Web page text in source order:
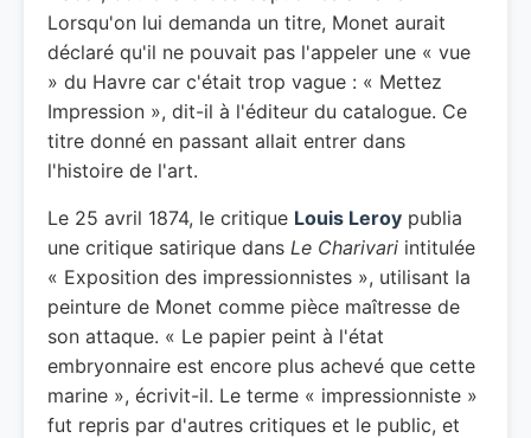
Lorsqu'on lui demanda un titre, Monet aurait
déclaré qu'il ne pouvait pas l'appeler une « vue
» du Havre car c'était trop vague : « Mettez
Impression », dit-il à l'éditeur du catalogue. Ce
titre donné en passant allait entrer dans
l'histoire de l'art.
Le 25 avril 1874, le critique Louis Leroy publia
une critique satirique dans Le Charivari intitulée
« Exposition des impressionnistes », utilisant la
peinture de Monet comme pièce maîtresse de
son attaque. « Le papier peint à l'état
embryonnaire est encore plus achevé que cette
marine », écrivit-il. Le terme « impressionniste »
fut repris par d'autres critiques et le public, et